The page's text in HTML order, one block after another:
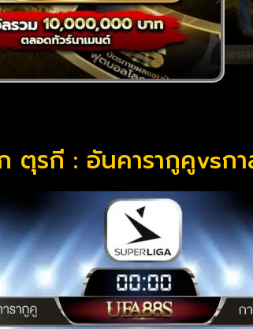
ตุรกี : อันคารากูคูvsกา